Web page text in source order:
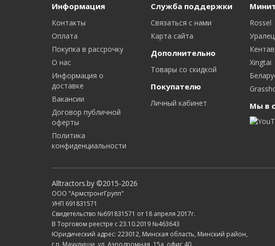
Информация
Контакты
Оплата
Покупка в рассрочку
О нас
Информация о
доставке
Вакансии
Договор публичной
оферты
Политика
конфиденциальности
Служба поддержки
Связаться с нами
Карта сайта
Дополнительно
Товары со скидкой
Покупателю
Личный кабинет
Rossel
Уралец
Xingtai
Мы в
Alltractors.by ©2015-2026
ООО "АрмстронгГрупп"
УНП 691831571
Свидетельство №691831571 от 18 апреля 2017г.
В Торговом реестре с 23.10.2019 №463643
Юридический адрес: 223012, Минская область, Минский район,
г.п. Мачулищи, ул. Аэродромная, 15а, офис 40.